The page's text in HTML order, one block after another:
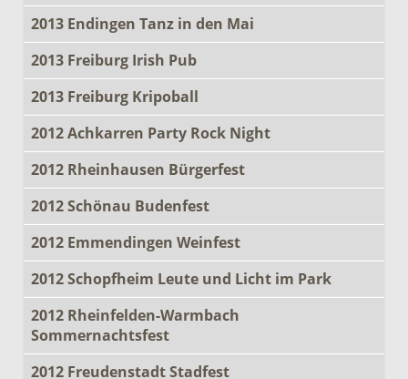
2013 Endingen Tanz in den Mai
2013 Freiburg Irish Pub
2013 Freiburg Kripoball
2012 Achkarren Party Rock Night
2012 Rheinhausen Bürgerfest
2012 Schönau Budenfest
2012 Emmendingen Weinfest
2012 Schopfheim Leute und Licht im Park
2012 Rheinfelden-Warmbach
Sommernachtsfest
2012 Freudenstadt Stadfest